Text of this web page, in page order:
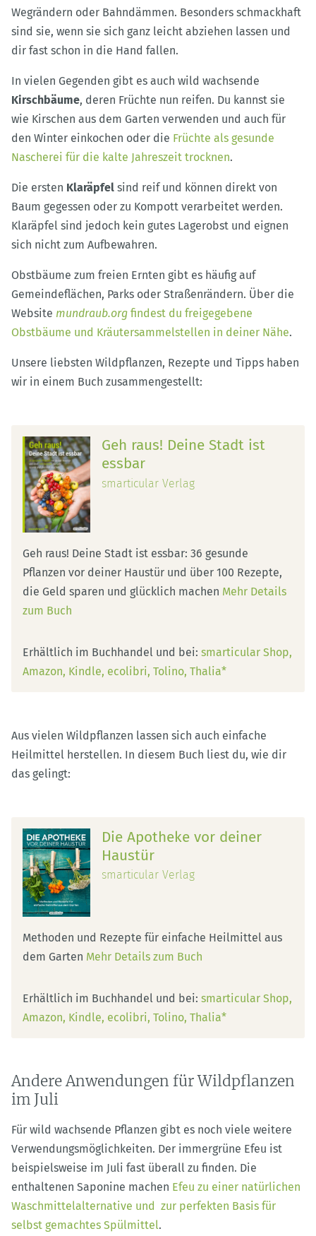
Wegrändern oder Bahndämmen. Besonders schmackhaft
sind sie, wenn sie sich ganz leicht abziehen lassen und
dir fast schon in die Hand fallen.
In vielen Gegenden gibt es auch wild wachsende
Kirschbäume, deren Früchte nun reifen. Du kannst sie
wie Kirschen aus dem Garten verwenden und auch für
den Winter einkochen oder die Früchte als gesunde
Nascherei für die kalte Jahreszeit trocknen.
Die ersten Klaräpfel sind reif und können direkt von
Baum gegessen oder zu Kompott verarbeitet werden.
Klaräpfel sind jedoch kein gutes Lagerobst und eignen
sich nicht zum Aufbewahren.
Obstbäume zum freien Ernten gibt es häufig auf
Gemeindeflächen, Parks oder Straßenrändern. Über die
Website mundraub.org findest du freigegebene
Obstbäume und Kräutersammelstellen in deiner Nähe.
Unsere liebsten Wildpflanzen, Rezepte und Tipps haben
wir in einem Buch zusammengestellt:
Geh raus! Deine Stadt ist
essbar
smarticular Verlag
Geh raus! Deine Stadt ist essbar: 36 gesunde
Pflanzen vor deiner Haustür und über 100 Rezepte,
die Geld sparen und glücklich machen Mehr Details
zum Buch
Erhältlich im Buchhandel und bei: smarticular Shop
Amazon Kindle ecolibri Tolino Thalia*
Aus vielen Wildpflanzen lassen sich auch einfache
Heilmittel herstellen. In diesem Buch liest du, wie dir
das gelingt:
Die Apotheke vor deiner
Haustür
smarticular Verlag
Methoden und Rezepte für einfache Heilmittel aus
dem Garten Mehr Details zum Buch
Erhältlich im Buchhandel und bei: smarticular Shop
Amazon Kindle ecolibri Tolino Thalia*
Andere Anwendungen für Wildpflanzen
im Juli
Für wild wachsende Pflanzen gibt es noch viele weitere
Verwendungsmöglichkeiten. Der immergrüne Efeu ist
beispielsweise im Juli fast überall zu finden. Die
enthaltenen Saponine machen Efeu zu einer natürlichen
Waschmittelalternative und zur perfekten Basis für
selbst gemachtes Spülmittel.